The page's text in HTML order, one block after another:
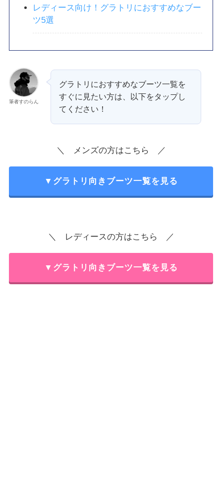
レディース向け！グラトリにおすすめなブー
ツ5選
筆者すのらん
グラトリにおすすめなブーツ一覧を
すぐに見たい方は、以下をタップし
てください！
＼ メンズの方はこちら ／
▼グラトリ向きブーツ一覧を見る
＼ レディースの方はこちら ／
▼グラトリ向きブーツ一覧を見る